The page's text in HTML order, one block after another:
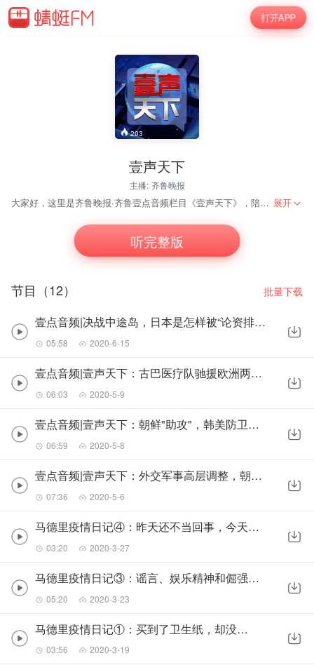
打开APP
203
壹声天下
主播: 齐鲁晚报
大家好，这里是齐鲁晚报·齐鲁壹点音频栏目《壹声天下》，陪您听世界。 展开
听完整版
节目（12） 批量下载
壹点音频|决战中途岛，日本是怎样被“论资排辈”害惨的
05:58 2020-6-15
壹点音频|壹声天下：古巴医疗队驰援欧洲两国，美国又“酸了”
06:03 2020-5-9
壹点音频|壹声天下：朝鲜"助攻"，韩美防卫费分担谈判有谱了？
06:59 2020-5-8
壹点音频|壹声天下：外交军事高层调整，朝鲜正重拾对美强硬路线
07:36 2020-5-6
马德里疫情日记④：昨天还不当回事，今天画风全变了
03:20 2020-3-27
马德里疫情日记③：谣言、娱乐精神和倔强无知的逆反
05:20 2020-3-23
马德里疫情日记①：买到了卫生纸，却没抢到大米
03:56 2020-3-19